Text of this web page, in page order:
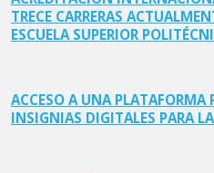
TRECE CARRERAS
ESCUELA SUPERIOR
ACCESO A UNA PLATAFORMA
INSIGNIAS DIGITALES PARA